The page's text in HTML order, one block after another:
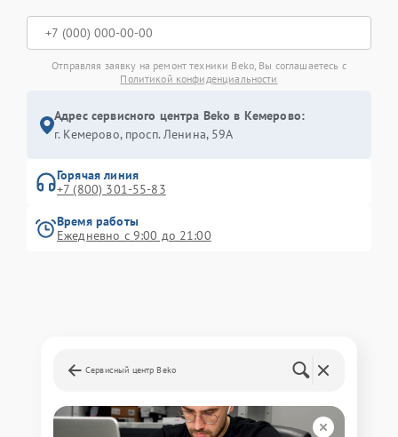
Отправляя заявку на ремонт техники Beko, Вы соглашаетесь с
Политикой конфиденциальности
Адрес сервисного центра Beko в Кемерово:
г. Кемерово, просп. Ленина, 59А
Горячая линия
+7 (800) 301-55-83
Время работы
Ежедневно с 9:00 до 21:00
Сервисный центр Beko